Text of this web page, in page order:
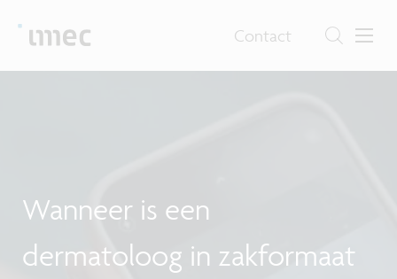
Contact
Wanneer is een
dermatoloog in zakformaat